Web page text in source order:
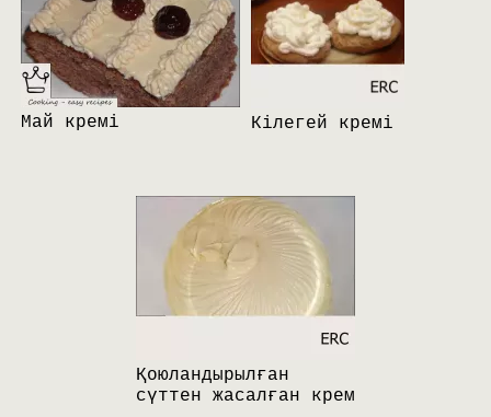
Май кремі Кілегей кремі
Қоюландырылған
сүттен жасалған крем